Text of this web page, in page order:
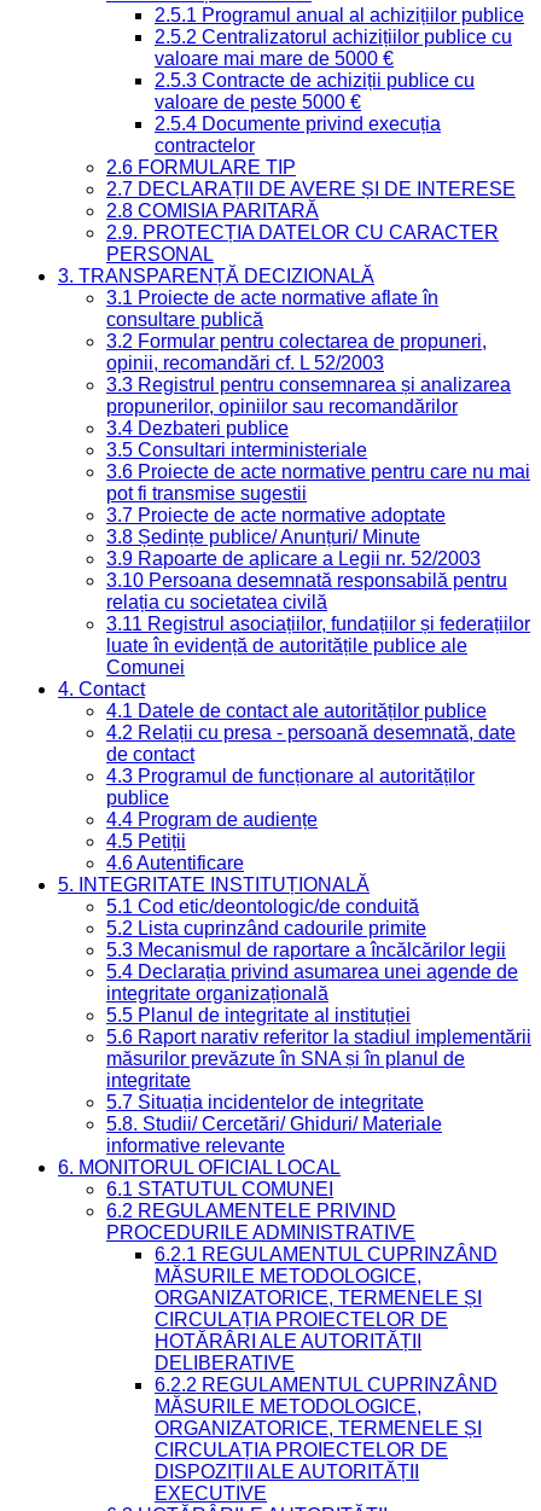
2.5.1 Programul anual al achizițiilor publice
2.5.2 Centralizatorul achizițiilor publice cu
valoare mai mare de 5000 €
2.5.3 Contracte de achiziții publice cu
valoare de peste 5000 €
2.5.4 Documente privind execuția
contractelor
2.6 FORMULARE TIP
2.7 DECLARAȚII DE AVERE ȘI DE INTERESE
2.8 COMISIA PARITARĂ
2.9. PROTECȚIA DATELOR CU CARACTER
PERSONAL
3. TRANSPARENȚĂ DECIZIONALĂ
3.1 Proiecte de acte normative aflate în
consultare publică
3.2 Formular pentru colectarea de propuneri,
opinii, recomandări cf. L 52/2003
3.3 Registrul pentru consemnarea și analizarea
propunerilor, opiniilor sau recomandărilor
3.4 Dezbateri publice
3.5 Consultari interministeriale
3.6 Proiecte de acte normative pentru care nu mai
pot fi transmise sugestii
3.7 Proiecte de acte normative adoptate
3.8 Ședințe publice/ Anunțuri/ Minute
3.9 Rapoarte de aplicare a Legii nr. 52/2003
3.10 Persoana desemnată responsabilă pentru
relația cu societatea civilă
3.11 Registrul asociațiilor, fundațiilor și federațiilor
luate în evidență de autoritățile publice ale
Comunei
4. Contact
4.1 Datele de contact ale autorităților publice
4.2 Relații cu presa - persoană desemnată, date
de contact
4.3 Programul de funcționare al autorităților
publice
4.4 Program de audiențe
4.5 Petiții
4.6 Autentificare
5. INTEGRITATE INSTITUȚIONALĂ
5.1 Cod etic/deontologic/de conduită
5.2 Lista cuprinzând cadourile primite
5.3 Mecanismul de raportare a încălcărilor legii
5.4 Declarația privind asumarea unei agende de
integritate organizațională
5.5 Planul de integritate al instituției
5.6 Raport narativ referitor la stadiul implementării
măsurilor prevăzute în SNA și în planul de
integritate
5.7 Situația incidentelor de integritate
5.8. Studii/ Cercetări/ Ghiduri/ Materiale
informative relevante
6. MONITORUL OFICIAL LOCAL
6.1 STATUTUL COMUNEI
6.2 REGULAMENTELE PRIVIND
PROCEDURILE ADMINISTRATIVE
6.2.1 REGULAMENTUL CUPRINZÂND
MĂSURILE METODOLOGICE,
ORGANIZATORICE, TERMENELE ȘI
CIRCULAȚIA PROIECTELOR DE
HOTĂRÂRI ALE AUTORITĂȚII
DELIBERATIVE
6.2.2 REGULAMENTUL CUPRINZÂND
MĂSURILE METODOLOGICE,
ORGANIZATORICE, TERMENELE ȘI
CIRCULAȚIA PROIECTELOR DE
DISPOZIȚII ALE AUTORITĂȚII
EXECUTIVE